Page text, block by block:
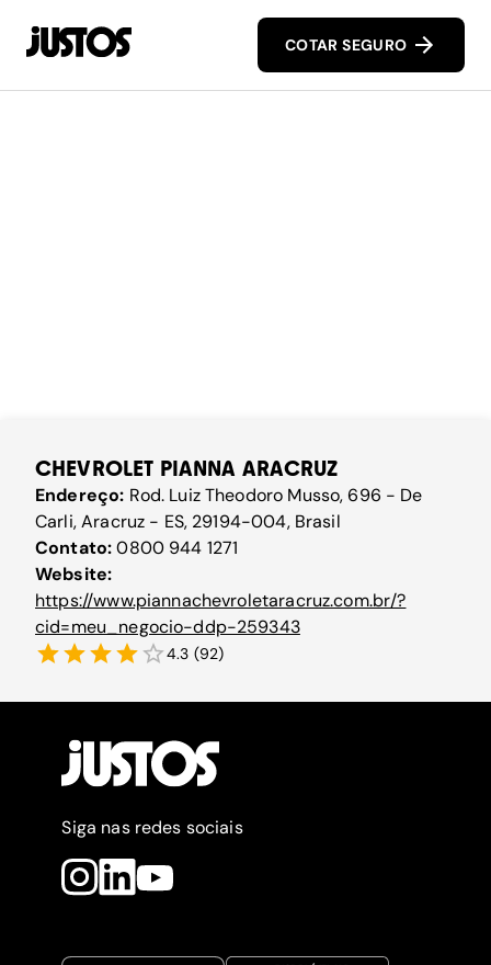
COTAR SEGURO
CHEVROLET PIANNA ARACRUZ
Endereço: Rod. Luiz Theodoro Musso, 696 - De
Carli, Aracruz - ES, 29194-004, Brasil
Contato:0800 944 1271
Website:
https://www.piannachevroletaracruz.com.br/?
cid=meu_negocio-ddp-259343
4.3 (92)
Siga nas redes sociais